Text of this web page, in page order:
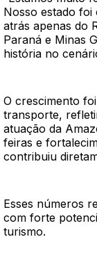
Nosso estado foi
atrás apenas do
Paraná e Minas
história no
O crescimento
transporte,
atuação da
feiras e
contribuiu
Esses números
com forte
turismo.